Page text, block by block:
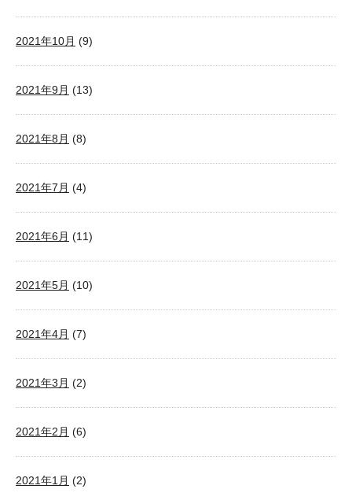
2021年10月 (9)
2021年9月 (13)
2021年8月 (8)
2021年7月 (4)
2021年6月 (11)
2021年5月 (10)
2021年4月 (7)
2021年3月 (2)
2021年2月 (6)
2021年1月 (2)